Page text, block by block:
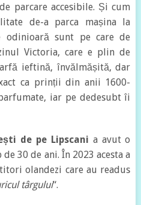
parcare accesibile. Și cum
de-a parca mașina la
odinioară sunt pe care de
Victoria, care e plin de
ieftină, învălmășită, dar
ca prinții din anii 1600-
iar pe dedesubt îi
de pe Lipscani a avut o
30 de ani. În 2023 acesta a
olandezi care au readus
târgului“.